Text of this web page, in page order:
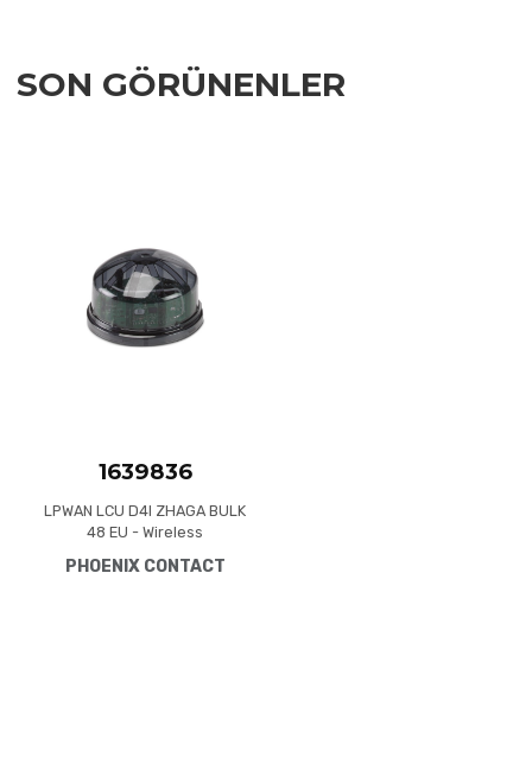
SON GÖRÜNENLER
1639836
LPWAN LCU D4I ZHAGA BULK
48 EU - Wireless
compatible control device
PHOENIX CONTACT